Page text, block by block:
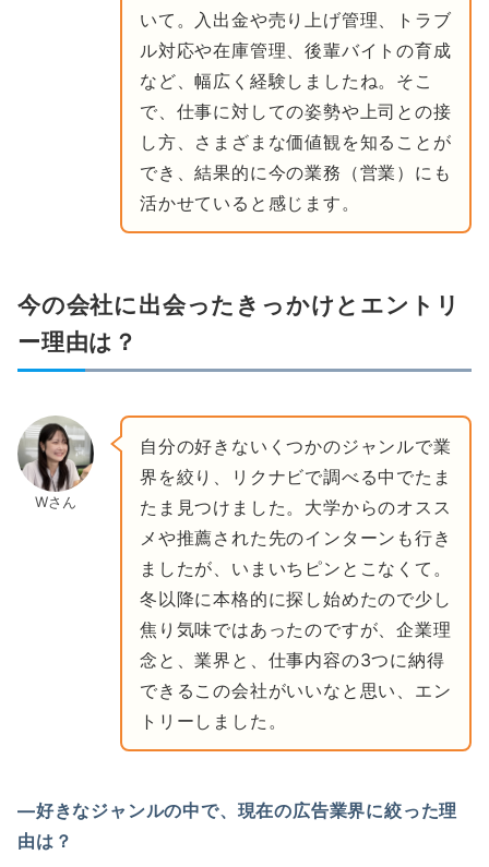
いて。入出金や売り上げ管理、トラブ
ル対応や在庫管理、後輩バイトの育成
など、幅広く経験しましたね。そこ
で、仕事に対しての姿勢や上司との接
し方、さまざまな価値観を知ることが
でき、結果的に今の業務（営業）にも
活かせていると感じます。
今の会社に出会ったきっかけとエントリ
ー理由は？
Wさん
自分の好きないくつかのジャンルで業
界を絞り、リクナビで調べる中でたま
たま見つけました。大学からのオスス
メや推薦された先のインターンも行き
ましたが、いまいちピンとこなくて。
冬以降に本格的に探し始めたので少し
焦り気味ではあったのですが、企業理
念と、業界と、仕事内容の3つに納得
できるこの会社がいいなと思い、エン
トリーしました。
―好きなジャンルの中で、現在の広告業界に絞った理
由は？